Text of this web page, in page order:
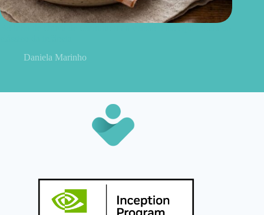
Daniela Marinho